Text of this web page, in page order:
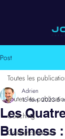
Post
Toutes les
Coaching
Confiance en soi
Toutes les
Les
Business
Adrien
15 févr. 20235